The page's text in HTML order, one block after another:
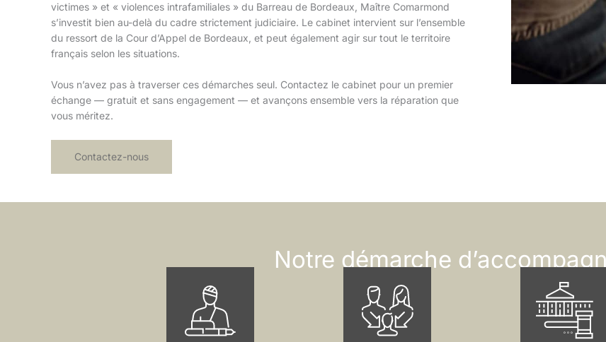
victimes » et « violences intrafamiliales » du Barreau de Bordeaux, Maître Comarmond
s’investit bien au-delà du cadre strictement judiciaire. Le cabinet intervient sur l’ensemble
du ressort de la Cour d’Appel de Bordeaux, et peut également agir sur tout le territoire
français selon les situations.
Vous n’avez pas à traverser ces démarches seul. Contactez le cabinet pour un premier
échange — gratuit et sans engagement — et avançons ensemble vers la réparation que
vous méritez.
Contactez-nous
Notre démarche